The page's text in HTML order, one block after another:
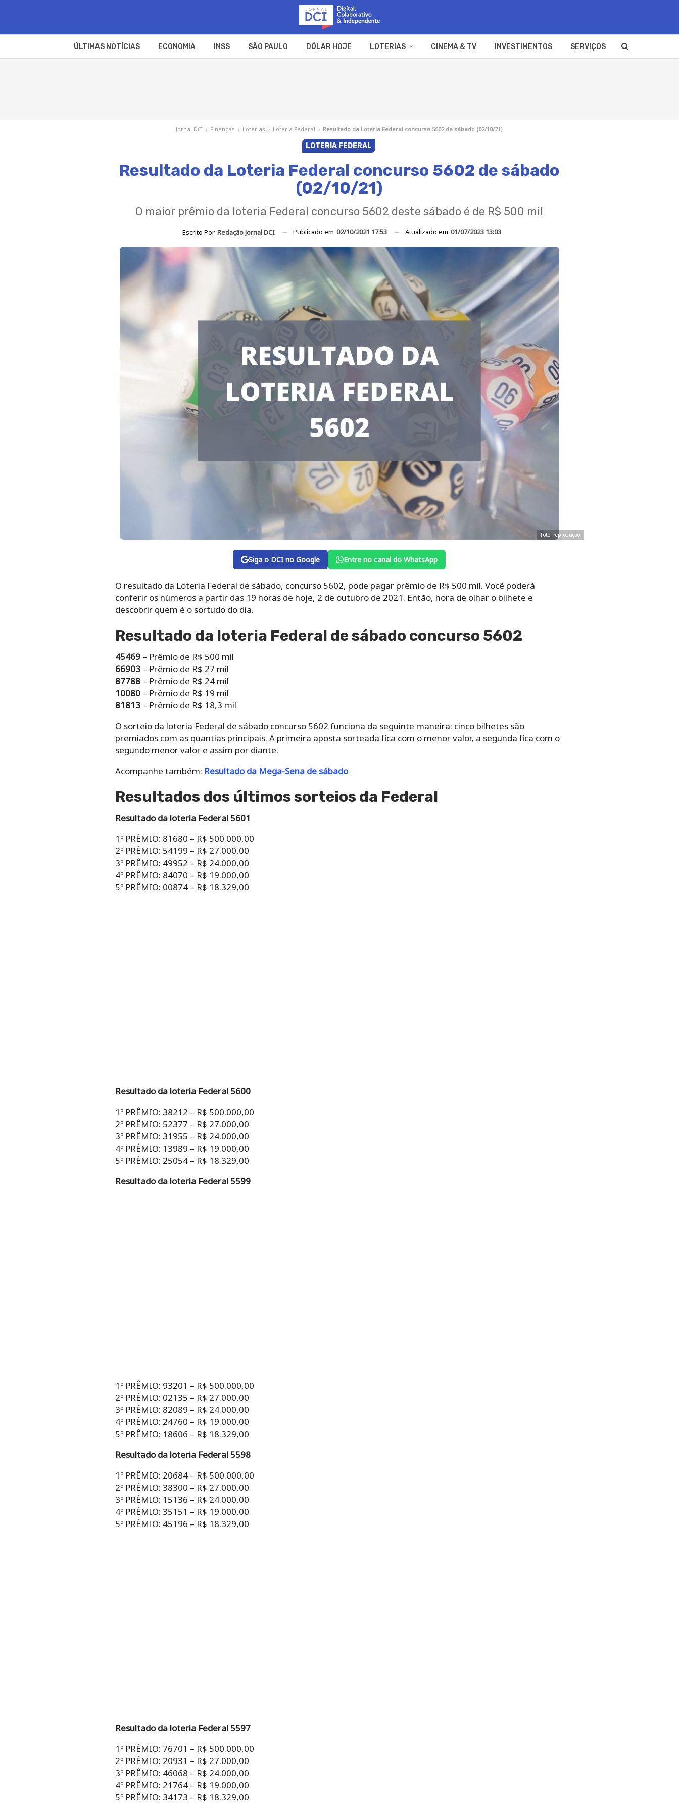
ÚLTIMAS NOTÍCIAS ECONOMIA INSS SÃO PAULO DÓLAR HOJE LOTERIAS CINEMA & TV INVESTIMENTOS SERVIÇOS
Jornal DCI › Finanças › Loterias › Loteria Federal › Resultado da Loteria Federal concurso 5602 de sábado (02/10/21)
LOTERIA FEDERAL
Resultado da Loteria Federal concurso 5602 de sábado
(02/10/21)
O maior prêmio da loteria Federal concurso 5602 deste sábado é de R$ 500 mil
Escrito Por Redação Jornal DCI Publicado em 02/10/2021 17:53 Atualizado em 01/07/2023 13:03
Foto: reprodução
Siga o DCI no Google Entre no canal do WhatsApp
O resultado da Loteria Federal de sábado, concurso 5602, pode pagar prêmio de R$ 500 mil. Você poderá
conferir os números a partir das 19 horas de hoje, 2 de outubro de 2021. Então, hora de olhar o bilhete e
descobrir quem é o sortudo do dia.
Resultado da loteria Federal de sábado concurso 5602
45469– Prêmio de R$ 500 mil
66903– Prêmio de R$ 27 mil
87788– Prêmio de R$ 24 mil
10080– Prêmio de R$ 19 mil
81813– Prêmio de R$ 18,3 mil
O sorteio da loteria Federal de sábado concurso 5602 funciona da seguinte maneira: cinco bilhetes são
premiados com as quantias principais. A primeira aposta sorteada fica com o menor valor, a segunda fica com o
segundo menor valor e assim por diante.
Acompanhe também: Resultado da Mega-Sena de sábado
Resultados dos últimos sorteios da Federal
Resultado da loteria Federal 5601
1º PRÊMIO: 81680 – R$ 500.000,00
2º PRÊMIO: 54199 – R$ 27.000,00
3º PRÊMIO: 49952 – R$ 24.000,00
4º PRÊMIO: 84070 – R$ 19.000,00
5º PRÊMIO: 00874 – R$ 18.329,00
Resultado da loteria Federal 5600
1º PRÊMIO: 38212 – R$ 500.000,00
2º PRÊMIO: 52377 – R$ 27.000,00
3º PRÊMIO: 31955 – R$ 24.000,00
4º PRÊMIO: 13989 – R$ 19.000,00
5º PRÊMIO: 25054 – R$ 18.329,00
Resultado da loteria Federal 5599
1º PRÊMIO: 93201 – R$ 500.000,00
2º PRÊMIO: 02135 – R$ 27.000,00
3º PRÊMIO: 82089 – R$ 24.000,00
4º PRÊMIO: 24760 – R$ 19.000,00
5º PRÊMIO: 18606 – R$ 18.329,00
Resultado da loteria Federal 5598
1º PRÊMIO: 20684 – R$ 500.000,00
2º PRÊMIO: 38300 – R$ 27.000,00
3º PRÊMIO: 15136 – R$ 24.000,00
4º PRÊMIO: 35151 – R$ 19.000,00
5º PRÊMIO: 45196 – R$ 18.329,00
Resultado da loteria Federal 5597
1º PRÊMIO: 76701 – R$ 500.000,00
2º PRÊMIO: 20931 – R$ 27.000,00
3º PRÊMIO: 46068 – R$ 24.000,00
4º PRÊMIO: 21764 – R$ 19.000,00
5º PRÊMIO: 34173 – R$ 18.329,00